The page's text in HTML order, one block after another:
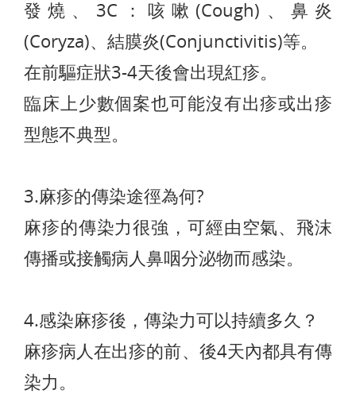
發燒、3C：咳嗽(Cough)、鼻炎
(Coryza)、結膜炎(Conjunctivitis)等。
在前驅症狀3-4天後會出現紅疹。
臨床上少數個案也可能沒有出疹或出疹
型態不典型。
3.麻疹的傳染途徑為何?
麻疹的傳染力很強，可經由空氣、飛沫
傳播或接觸病人鼻咽分泌物而感染。
4.感染麻疹後，傳染力可以持續多久？
麻疹病人在出疹的前、後4天內都具有傳
染力。